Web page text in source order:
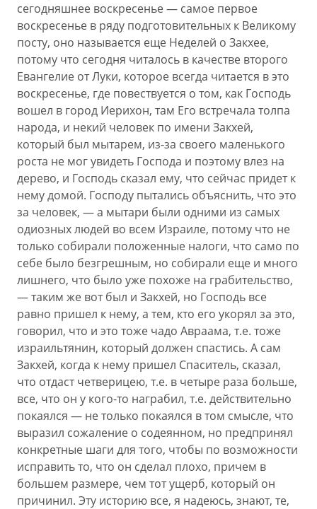
сегодняшнее воскресенье — самое первое
воскресенье в ряду подготовительных к Великому
посту, оно называется еще Неделей о Закхее,
потому что сегодня читалось в качестве второго
Евангелие от Луки, которое всегда читается в это
воскресенье, где повествуется о том, как Господь
вошел в город Иерихон, там Его встречала толпа
народа, и некий человек по имени Закхей,
который был мытарем, из-за своего маленького
роста не мог увидеть Господа и поэтому влез на
дерево, и Господь сказал ему, что сейчас придет к
нему домой. Господу пытались объяснить, что это
за человек, — а мытари были одними из самых
одиозных людей во всем Израиле, потому что не
только собирали положенные налоги, что само по
себе было безгрешным, но собирали еще и много
лишнего, что было уже похоже на грабительство,
— таким же вот был и Закхей, но Господь все
равно пришел к нему, а тем, кто его укорял за это,
говорил, что и это тоже чадо Авраама, т.е. тоже
израильтянин, который должен спастись. А сам
Закхей, когда к нему пришел Спаситель, сказал,
что отдаст четверицею, т.е. в четыре раза больше,
все, что он у кого-то награбил, т.е. действительно
покаялся — не только покаялся в том смысле, что
выразил сожаление о содеянном, но предпринял
конкретные шаги для того, чтобы по возможности
исправить то, что он сделал плохо, причем в
большем размере, чем тот ущерб, который он
причинил. Эту историю все, я надеюсь, знают, те,